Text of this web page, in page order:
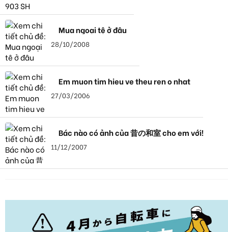
Mua ngoại tệ ở đâu
28/10/2008
Em muon tim hieu ve theu ren o nhat
27/03/2006
Bác nào có ảnh của 昔の和室 cho em với!
11/12/2007